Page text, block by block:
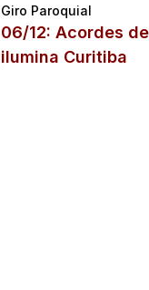
Giro Paroquial
06/12: Acordes
ilumina Curitiba